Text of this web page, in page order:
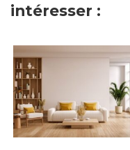
intéresser :